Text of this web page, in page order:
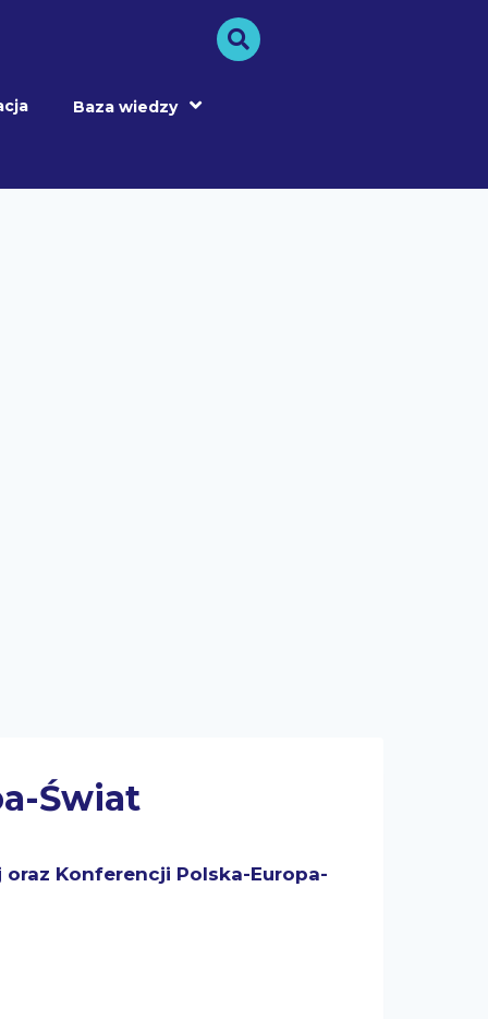
Baza wiedzy
Świat
Konferencji Polska-Europa-